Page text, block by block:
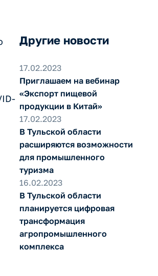
Другие новости
17.02.2023
Приглашаем на вебинар
«Экспорт пищевой
продукции в Китай»
17.02.2023
В Тульской области
расширяются возможности
для промышленного
туризма
16.02.2023
В Тульской области
планируется цифровая
трансформация
агропромышленного
комплекса